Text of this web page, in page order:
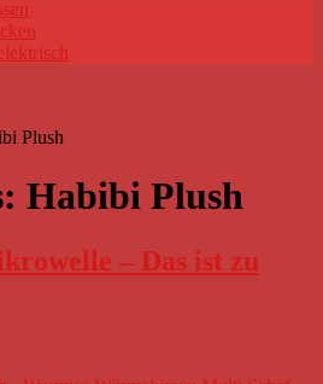
Plush
Habibi Plush
– Das ist zu